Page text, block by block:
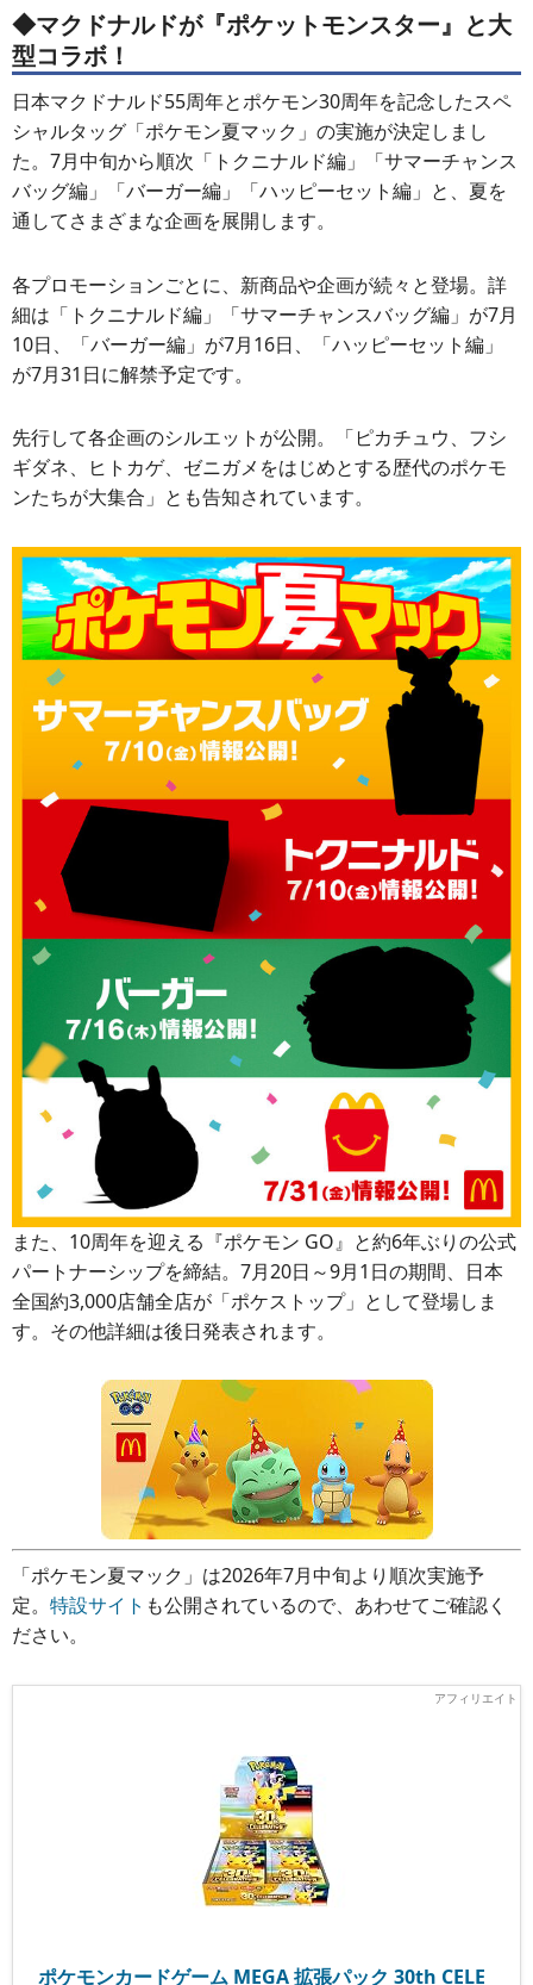
◆マクドナルドが『ポケットモンスター』と大
型コラボ！
日本マクドナルド55周年とポケモン30周年を記念したスペ
シャルタッグ「ポケモン夏マック」の実施が決定しまし
た。7月中旬から順次「トクニナルド編」「サマーチャンス
バッグ編」「バーガー編」「ハッピーセット編」と、夏を
通してさまざまな企画を展開します。
各プロモーションごとに、新商品や企画が続々と登場。詳
細は「トクニナルド編」「サマーチャンスバッグ編」が7月
10日、「バーガー編」が7月16日、「ハッピーセット編」
が7月31日に解禁予定です。
先行して各企画のシルエットが公開。「ピカチュウ、フシ
ギダネ、ヒトカゲ、ゼニガメをはじめとする歴代のポケモ
ンたちが大集合」とも告知されています。
また、10周年を迎える『ポケモン GO』と約6年ぶりの公式
パートナーシップを締結。7月20日～9月1日の期間、日本
全国約3,000店舗全店が「ポケストップ」として登場しま
す。その他詳細は後日発表されます。
「ポケモン夏マック」は2026年7月中旬より順次実施予
定。 特設サイト も公開されているので、あわせてご確認く
ださい。
ポケモンカードゲーム MEGA 拡張パック 30th CELE